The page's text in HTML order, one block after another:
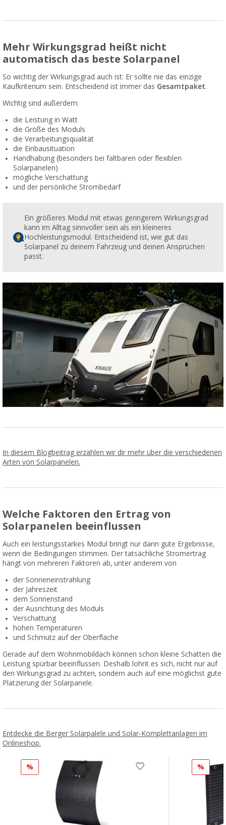
Mehr Wirkungsgrad heißt nicht
automatisch das beste Solarpanel
So wichtig der Wirkungsgrad auch ist: Er sollte nie das einzige
Kaufkriterium sein. Entscheidend ist immer das Gesamtpaket.
Wichtig sind außerdem:
die Leistung in Watt
die Größe des Moduls
die Verarbeitungsqualität
die Einbausituation
Handhabung (besonders bei faltbaren oder flexiblen
Solarpanelen)
mögliche Verschattung
und der persönliche Strombedarf
Ein größeres Modul mit etwas geringerem Wirkungsgrad
kann im Alltag sinnvoller sein als ein kleineres
Hochleistungsmodul. Entscheidend ist, wie gut das
Solarpanel zu deinem Fahrzeug und deinen Ansprüchen
passt.
In diesem Blogbeitrag erzählen wir dir mehr über die verschiedenen
Arten von Solarpanelen.
Welche Faktoren den Ertrag von
Solarpanelen beeinflussen
Auch ein leistungsstarkes Modul bringt nur dann gute Ergebnisse,
wenn die Bedingungen stimmen. Der tatsächliche Stromertrag
hängt von mehreren Faktoren ab, unter anderem von
der Sonneneinstrahlung
der Jahreszeit
dem Sonnenstand
der Ausrichtung des Moduls
Verschattung
hohen Temperaturen
und Schmutz auf der Oberfläche
Gerade auf dem Wohnmobildach können schon kleine Schatten die
Leistung spürbar beeinflussen. Deshalb lohnt es sich, nicht nur auf
den Wirkungsgrad zu achten, sondern auch auf eine möglichst gute
Platzierung der Solarpanele.
Entdecke die Berger Solarpalele und Solar-Komplettanlagen im
Onlineshop.
% %